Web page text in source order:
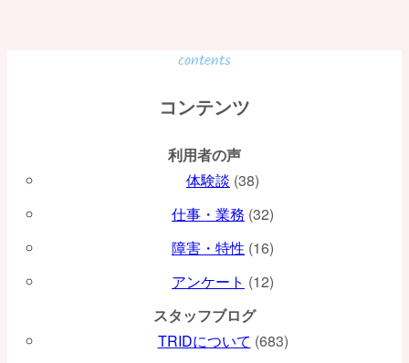
ョ
ン
contents
コンテンツ
利用者の声
体験談 (38)
仕事・業務 (32)
障害・特性 (16)
アンケート (12)
スタッフブログ
TRIDについて (683)